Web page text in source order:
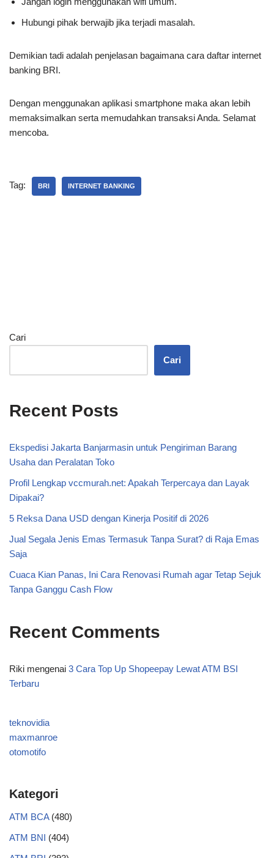
Hubungi pihak berwajib jika terjadi masalah.
Demikian tadi adalah penjelasan bagaimana cara daftar internet
banking BRI.
Dengan menggunakan aplikasi smartphone maka akan lebih
memaksimalkan serta memudahkan transaksi Anda. Selamat
mencoba.
Tag: BRI INTERNET BANKING
Cari
Cari
Recent Posts
Ekspedisi Jakarta Banjarmasin untuk Pengiriman Barang
Usaha dan Peralatan Toko
Profil Lengkap vccmurah.net: Apakah Terpercaya dan Layak
Dipakai?
5 Reksa Dana USD dengan Kinerja Positif di 2026
Jual Segala Jenis Emas Termasuk Tanpa Surat? di Raja Emas
Saja
Cuaca Kian Panas, Ini Cara Renovasi Rumah agar Tetap Sejuk
Tanpa Ganggu Cash Flow
Recent Comments
Riki mengenai 3 Cara Top Up Shopeepay Lewat ATM BSI
Terbaru
teknovidia
maxmanroe
otomotifo
Kategori
ATM BCA(480)
ATM BNI (404)